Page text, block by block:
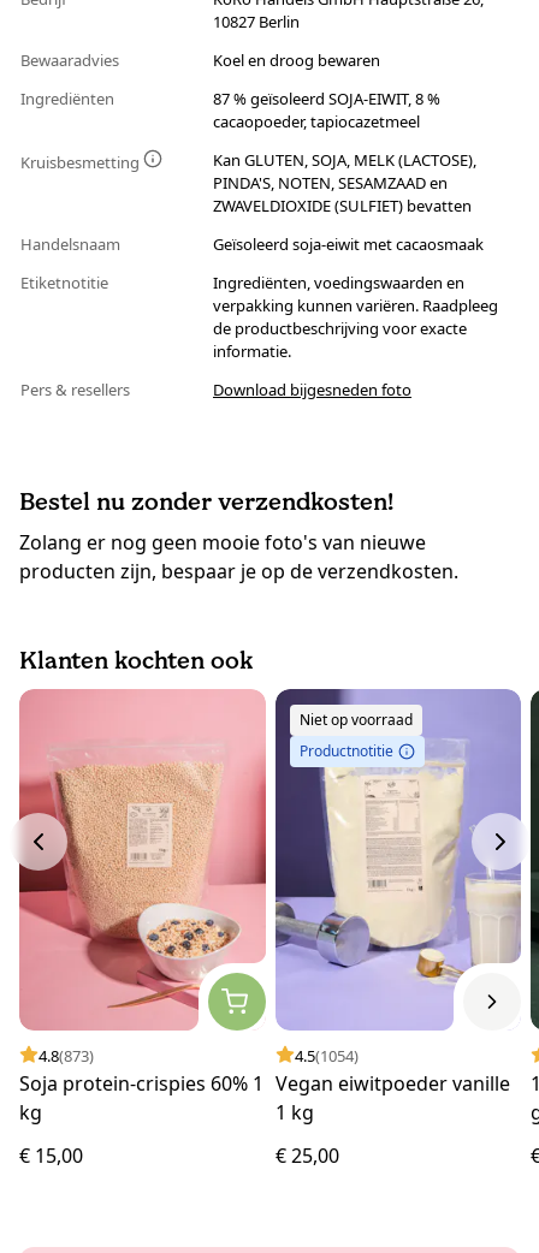
10827 Berlin
Bewaaradvies
Koel en droog bewaren
Ingrediënten
87 % geïsoleerd SOJA-EIWIT, 8 %
cacaopoeder, tapiocazetmeel
Kruisbesmetting
Kan GLUTEN, SOJA, MELK (LACTOSE),
PINDA'S, NOTEN, SESAMZAAD en
ZWAVELDIOXIDE (SULFIET) bevatten
Handelsnaam
Geïsoleerd soja-eiwit met cacaosmaak
Etiketnotitie
Ingrediënten, voedingswaarden en
verpakking kunnen variëren. Raadpleeg
de productbeschrijving voor exacte
informatie.
Pers & resellers
Download bijgesneden foto
Bestel nu zonder verzendkosten!
Zolang er nog geen mooie foto's van nieuwe
producten zijn, bespaar je op de verzendkosten.
Klanten kochten ook
4.8(873)
Soja protein-crispies 60% 1
kg
€ 15,00
Niet op voorraad
Productnotitie
4.5(1054)
Vegan eiwitpoeder vanille
1 kg
€ 25,00